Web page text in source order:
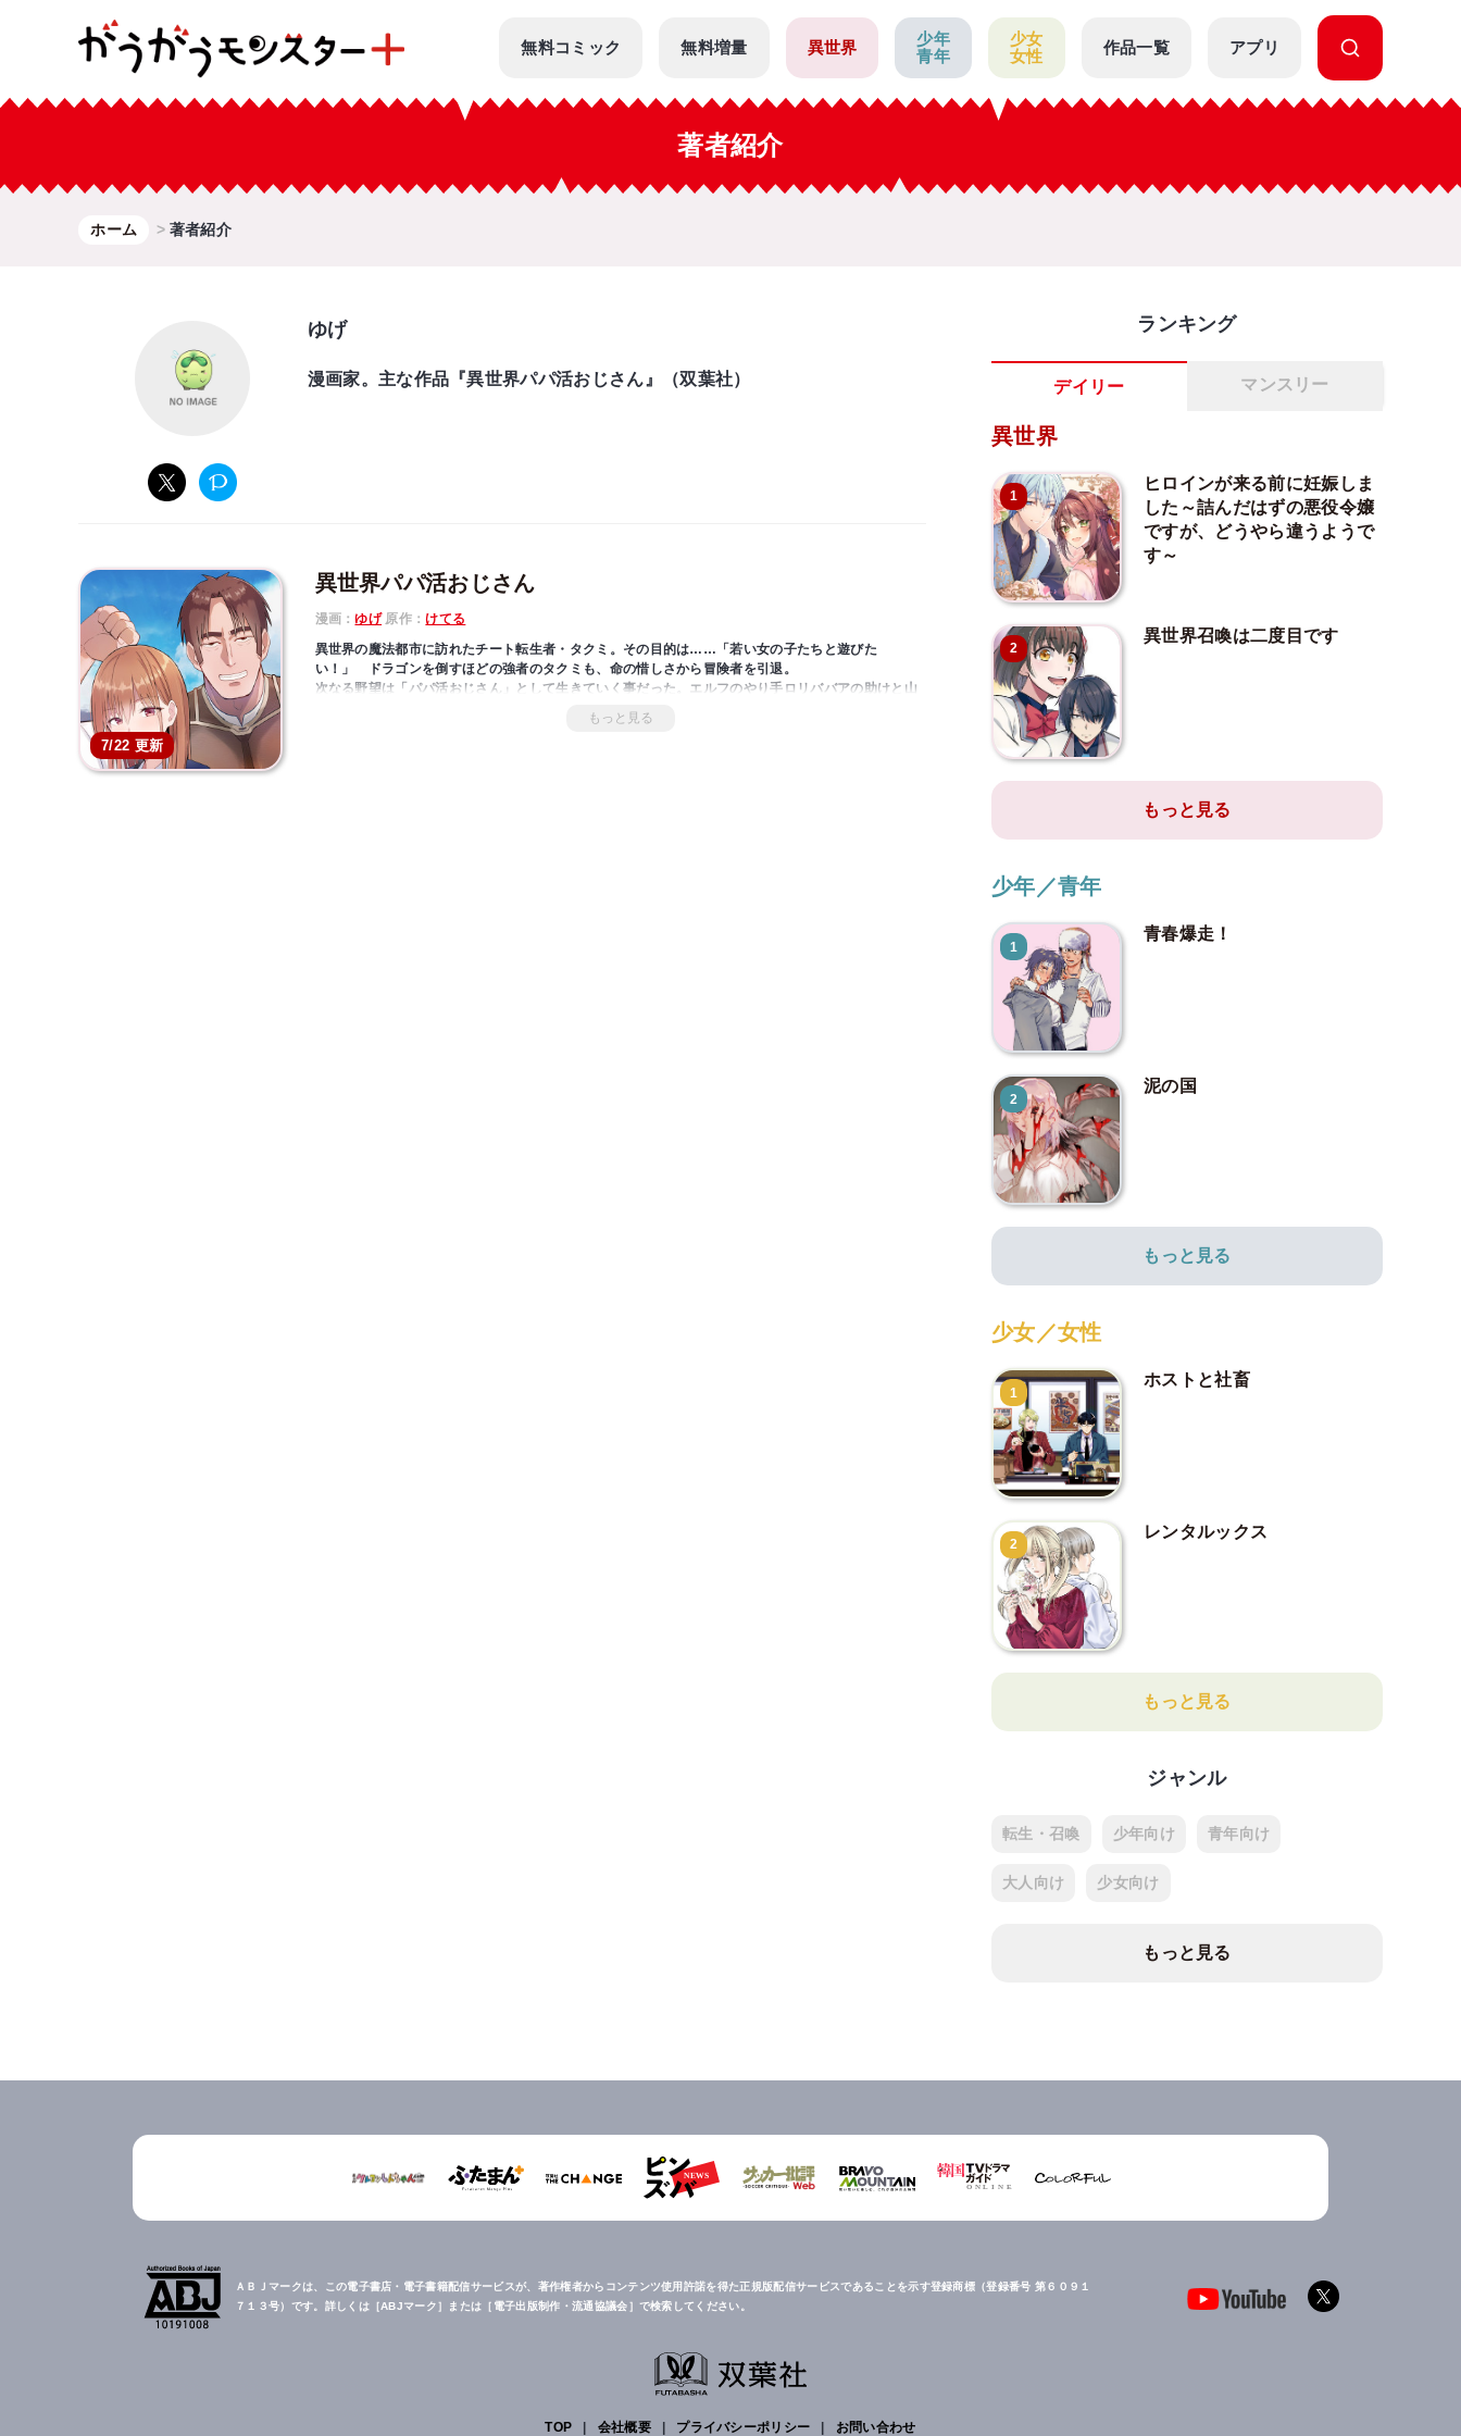
無料コミック 無料増量 異世界
少年
青年
少女
女性
作品一覧 アプリ
著者紹介
ホーム 著者紹介
ゆげ
漫画家。主な作品『異世界パパ活おじさん』（双葉社）
7/22 更新
異世界パパ活おじさん
漫画：ゆげ原作：けてる
異世界の魔法都市に訪れたチート転生者・タクミ。その目的は……「若い女の子たちと遊びた
い！」 ドラゴンを倒すほどの強者のタクミも、命の惜しさから冒険者を引退。
次なる野望は「パパ活おじさん」として生きていく事だった。エルフのやり手ロリババアの助けと山
デート先にモンスターが現れ、ダンジョンで迷い……と、パパ活だって命がけ！ 元Ｓ級冒険者のパ
もっと見る
ランキング
デイリー マンスリー
異世界
1
ヒロインが来る前に妊娠しま
した～詰んだはずの悪役令嬢
ですが、どうやら違うようで
す～
2
異世界召喚は二度目です
もっと見る
少年／青年
1
青春爆走！
2
泥の国
もっと見る
少女／女性
1
ホストと社畜
2
レンタルックス
もっと見る
ジャンル
転生・召喚 少年向け 青年向け
大人向け 少女向け
もっと見る
ＡＢＪマークは、この電子書店・電子書籍配信サービスが、著作権者からコンテンツ使用許諾を得た正規版配信サービスであることを示す登録商標（登録番号 第６０９１
７１３号）です。詳しくは［ABJマーク］または［電子出版制作・流通協議会］で検索してください。
TOP 会社概要 プライバシーポリシー お問い合わせ